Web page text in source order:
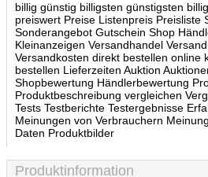
billig günstig billigsten günstigsten
preiswert Preise Listenpreis Preisliste
Sonderangebot Gutschein Shop
Kleinanzeigen Versandhandel
Versandkosten direkt bestellen online
bestellen Lieferzeiten Auktion
Shopbewertung Händlerbewertung
Produktbeschreibung vergleichen
Tests Testberichte Testergebnisse
Meinungen von Verbrauchern
Daten Produktbilder
Produktinformation